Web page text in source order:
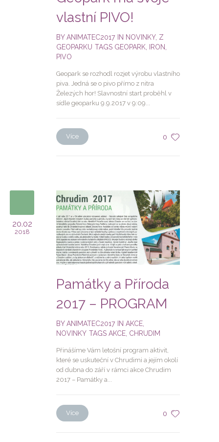
vlastní PIVO!
BYANIMATEC2017 IN NOVINKY, Z
GEOPARKU TAGS GEOPARK, IRON,
PIVO
Geopark se rozhodl rozjet výrobu vlastního
piva. Jedná se o pivo přímo z nitra
Železých hor! Slavnostní start proběhl v
sídle geoparku 9.9.2017 v 9:09...
0
Více
20.02
2018
Památky a Příroda
2017 – PROGRAM
BYANIMATEC2017 IN AKCE
NOVINKY TAGS AKCE CHRUDIM
Přinášíme Vám letošní program aktivit,
které se uskuteční v Chrudimi a jejím okolí
od dubna do září v rámci akce Chrudim
2017 – Památky a...
0
Více